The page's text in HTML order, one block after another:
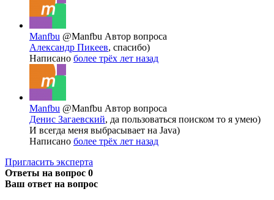
Manfbu @Manfbu Автор вопроса
Александр Пикеев, спасибо)
Написано более трёх лет назад
Manfbu @Manfbu Автор вопроса
Денис Загаевский, да пользоваться поиском то я умею)
И всегда меня выбрасывает на Java)
Написано более трёх лет назад
Пригласить эксперта
Ответы на вопрос 0
Ваш ответ на вопрос